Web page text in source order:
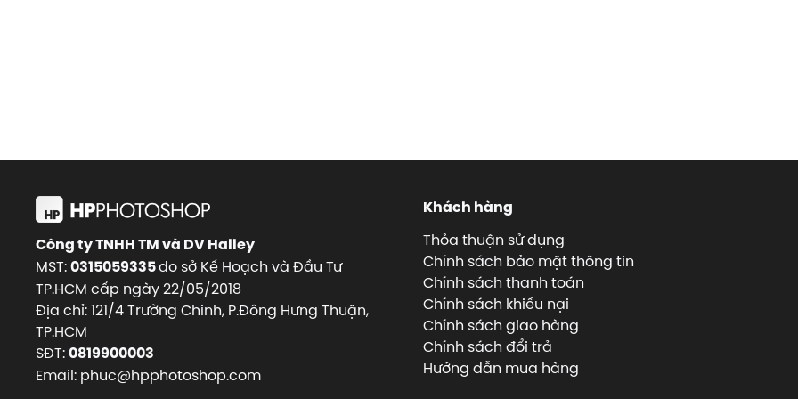
Công ty TNHH TM và DV Halley
MST:0315059335do sở Kế Hoạch và Đầu Tư
TP.HCM cấp ngày 22/05/2018
Địa chỉ: 121/4 Trường Chinh, P.Đông Hưng Thuận,
TP.HCM
SĐT:0819900003
Email: phuc@hpphotoshop.com
Khách hàng
Thỏa thuận sử dụng
Chính sách bảo mật thông tin
Chính sách thanh toán
Chính sách khiếu nại
Chính sách giao hàng
Chính sách đổi trả
Hướng dẫn mua hàng